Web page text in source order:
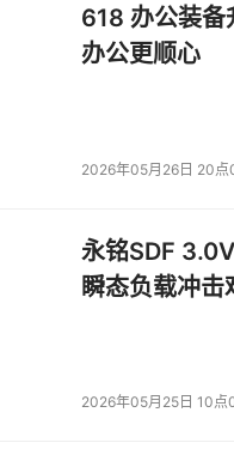
618 办公装备
办公更顺心
2026年05月26日 20点
永铭SDF
瞬态负载冲击
2026年05月25日 10点